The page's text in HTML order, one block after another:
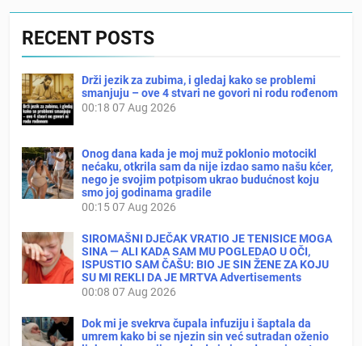
RECENT POSTS
Drži jezik za zubima, i gledaj kako se problemi
smanjuju – ove 4 stvari ne govori ni rodu rođenom
00:18 07 Aug 2026
Onog dana kada je moj muž poklonio motocikl
nećaku, otkrila sam da nije izdao samo našu kćer,
nego je svojim potpisom ukrao budućnost koju
smo joj godinama gradile
00:1507 Aug 2026
SIROMAŠNI DJEČAK VRATIO JE TENISICE MOGA
SINA — ALI KADA SAM MU POGLEDAO U OČI,
ISPUSTIO SAM ČAŠU: BIO JE SIN ŽENE ZA KOJU
SU MI REKLI DA JE MRTVA Advertisements
00:08 07 Aug 2026
Dok mi je svekrva čupala infuziju i šaptala da
umrem kako bi se njezin sin već sutradan oženio